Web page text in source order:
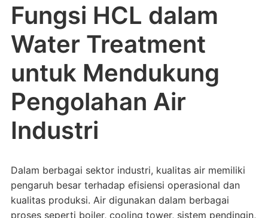
Fungsi HCL dalam
Water Treatment
untuk Mendukung
Pengolahan Air
Industri
Dalam berbagai sektor industri, kualitas air memiliki
pengaruh besar terhadap efisiensi operasional dan
kualitas produksi. Air digunakan dalam berbagai
proses seperti boiler, cooling tower, sistem pendingin,